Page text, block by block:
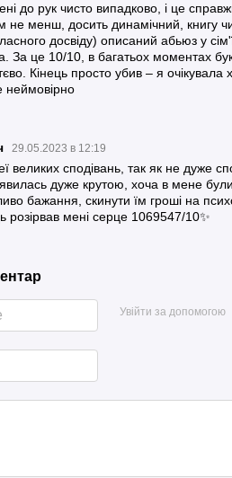
до рук чисто випадково, і це
менш, досить динамічний, книгу
досвіду) описаний абьюз у
За це 10/10, в багатьох моментах
Кінець просто убив – я очікувала
неймовірно
29.05.2023 в 12:19
великих сподівань, так як не дуже
дуже крутою, хоча в мене були
бажання, скинути їм гроші на
розірвав мені серце 1069547/10✨
Увійти за допомогою